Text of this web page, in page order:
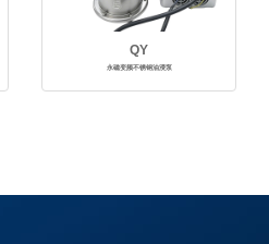
QY
永磁变频不锈钢油浸泵